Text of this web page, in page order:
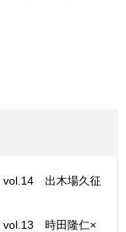
vol.14 出木場久征
vol.13 時田隆仁×